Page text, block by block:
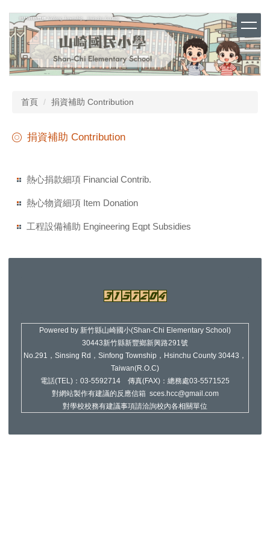
到
主
要
內
容
首頁
捐資補助 Contribution
捐資補助 Contribution
熱心捐款細項 Financial Contrib.
熱心物資細項 Item Donation
工程設備補助 Engineering Eqpt Subsidies
Powered by 新竹縣山崎國小(Shan-Chi Elementary School)
30443新竹縣新豐鄉新興路291號
No.291，Sinsing Rd，Sinfong Township，Hsinchu County 30443，
Taiwan(R.O.C)
電話(TEL)：03-5592714 傳真(FAX)：總務處03-5571525
對網站製作有建議的反應信箱 sces.hcc@gmail.com
對學校校務有建議事項請洽詢校內各相關單位